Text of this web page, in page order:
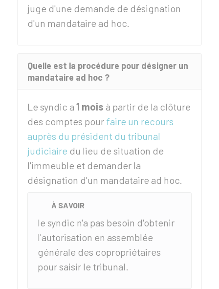
juge d'une demande de désignation
d'un mandataire ad hoc.
Quelle est la procédure pour désigner un
mandataire ad hoc ?
Le syndic a 1 mois à partir de la clôture
des comptes pour faire un recours
auprès du président du tribunal
judiciaire du lieu de situation de
l'immeuble et demander la
désignation d'un mandataire ad hoc.
À SAVOIR
le syndic n'a pas besoin d'obtenir
l'autorisation en assemblée
générale des copropriétaires
pour saisir le tribunal.